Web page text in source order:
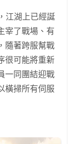
江湖上已經誕
宰了戰場、有
隨著跨服幫戰
很可能將重新
一同團結迎戰
橫掃所有伺服